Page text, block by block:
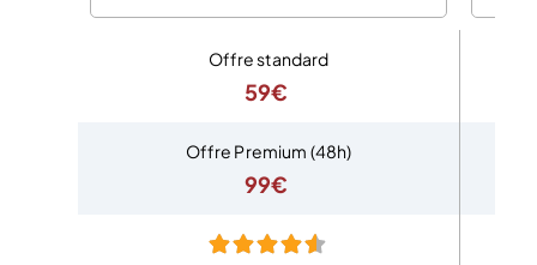
Offre standard
59€
Offre Premium (48h)
99€